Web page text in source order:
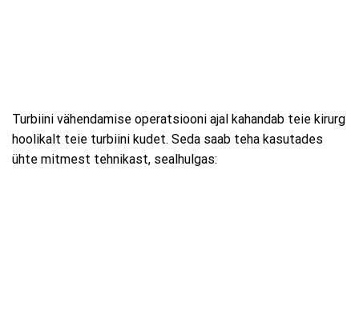
Turbiini vähendamise operatsiooni ajal kahandab teie kirurg
hoolikalt teie turbiini kudet. Seda saab teha kasutades
ühte mitmest tehnikast, sealhulgas: